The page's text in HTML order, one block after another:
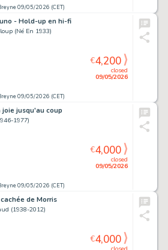
09/05/2026 (CET)
- Hold-up en hi-fi
(Né En 1933)
09/05/2026 (CET)
closed
09/05/2026
€4,200
joie jusqu'au coup
1977)
09/05/2026 (CET)
closed
09/05/2026
€4,000
de Morris
(1938-2012)
€4,000